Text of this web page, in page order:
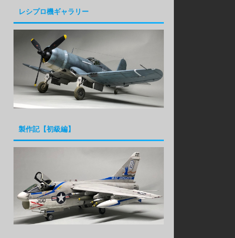
レシプロ機ギャラリー
製作記【初級編】